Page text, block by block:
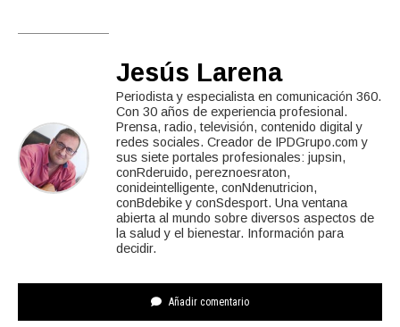
Jesús Larena
Periodista y especialista en comunicación 360.
Con 30 años de experiencia profesional.
Prensa, radio, televisión, contenido digital y
redes sociales. Creador de IPDGrupo.com y
sus siete portales profesionales: jupsin,
conRderuido, pereznoesraton,
conideintelligente, conNdenutricion,
conBdebike y conSdesport. Una ventana
abierta al mundo sobre diversos aspectos de
la salud y el bienestar. Información para
decidir.
Añadir comentario